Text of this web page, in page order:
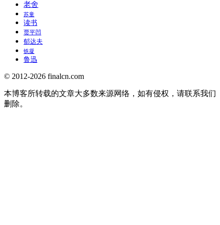
老舍
苏童
读书
贾平凹
郁达夫
铁凝
鲁迅
© 2012-2026 finalcn.com
本博客所转载的文章大多数来源网络，如有侵权，请联系我们
删除。